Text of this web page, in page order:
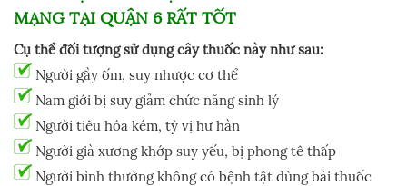
MẠNG TẠI QUẬN 6 RẤT TỐT
Cụ thể đối tượng sử dụng cây thuốc này như sau:
Người gầy ốm, suy nhược cơ thể
Nam giới bị suy giảm chức năng sinh lý
Người tiêu hóa kém, tỳ vị hư hàn
Người già xương khớp suy yếu, bị phong tê thấp
Người bình thường không có bệnh tật dùng bài thuốc